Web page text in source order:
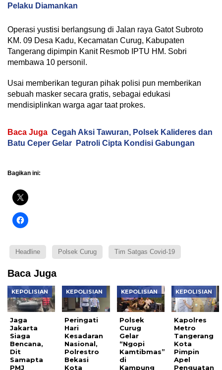
Pelaku Diamankan
Operasi yustisi berlangsung di Jalan raya Gatot Subroto
KM. 09 Desa Kadu, Kecamatan Curug, Kabupaten
Tangerang dipimpin Kanit Resmob IPTU HM. Sobri
membawa 10 personil.
Usai memberikan teguran pihak polisi pun memberikan
sebuah masker secara gratis, sebagai edukasi
mendisiplinkan warga agar taat prokes.
Baca Juga Cegah Aksi Tawuran, Polsek Kalideres dan
Batu Ceper Gelar Patroli Cipta Kondisi Gabungan
Bagikan ini:
Headline Polsek Curug Tim Satgas Covid-19
Baca Juga
KEPOLISIAN
Jaga
Jakarta
Siaga
Bencana,
Dit
Samapta
PMJ
KEPOLISIAN
Peringati
Hari
Kesadaran
Nasional,
Polrestro
Bekasi
Kota
KEPOLISIAN
Polsek
Curug
Gelar
“Ngopi
Kamtibmas”
di
Kampung
KEPOLISIAN
Kapolres
Metro
Tangerang
Kota
Pimpin
Apel
Penguatan